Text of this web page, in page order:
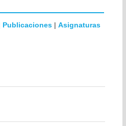
Publicaciones | Asignaturas